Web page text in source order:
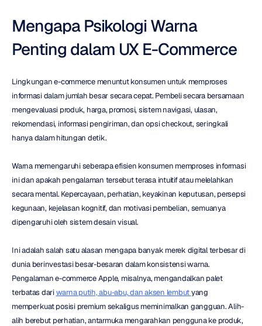
Mengapa Psikologi Warna
Penting dalam UX E-Commerce
Lingkungan e-commerce menuntut konsumen untuk memproses
informasi dalam jumlah besar secara cepat. Pembeli secara bersamaan
mengevaluasi produk, harga, promosi, sistem navigasi, ulasan,
rekomendasi, informasi pengiriman, dan opsi checkout, seringkali
hanya dalam hitungan detik.
Warna memengaruhi seberapa efisien konsumen memproses informasi
ini dan apakah pengalaman tersebut terasa intuitif atau melelahkan
secara mental. Kepercayaan, perhatian, keyakinan keputusan, persepsi
kegunaan, kejelasan kognitif, dan motivasi pembelian, semuanya
dipengaruhi oleh sistem desain visual.
Ini adalah salah satu alasan mengapa banyak merek digital terbesar di
dunia berinvestasi besar-besaran dalam konsistensi warna.
Pengalaman e-commerce Apple, misalnya, mengandalkan palet
terbatas dari warna putih, abu-abu, dan aksen lembut yang
memperkuat posisi premium sekaligus meminimalkan gangguan. Alih-
alih berebut perhatian, antarmuka mengarahkan pengguna ke produk,